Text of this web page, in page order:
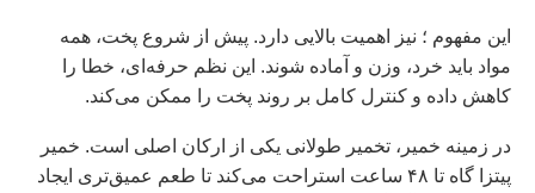
اين مفهوم ؛ نیز اهمیت بالایی دارد. پیش از شروع پخت، همه
مواد باید خرد، وزن و آماده شوند. این نظم حرفه‌ای، خطا را
کاهش داده و کنترل کامل بر روند پخت را ممکن می‌کند.
در زمینه خمیر، تخمیر طولانی یکی از ارکان اصلی است. خمیر
پیتزا گاه تا ۴۸ ساعت استراحت می‌کند تا طعم عمیق‌تری ایجاد